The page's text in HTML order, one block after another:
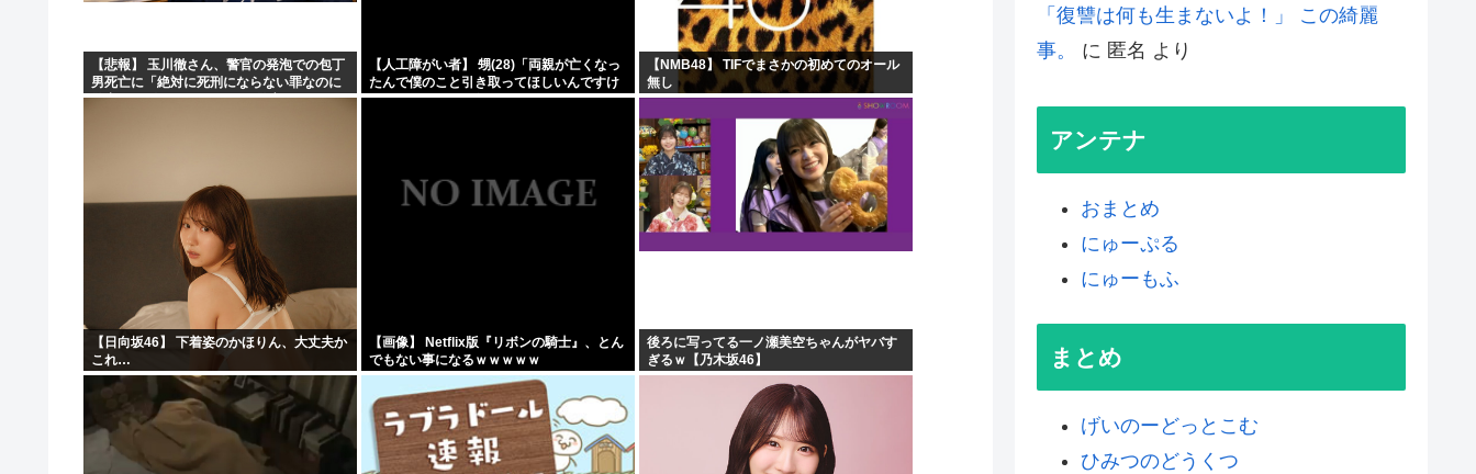
【悲報】 玉川徹さん、警官の発泡での包丁
男死亡に「絶対に死刑にならない罪なのに
警察が死刑にした！」 → 元警官のマジレス
【人工障がい者】 甥(28)「両親が亡くなっ
たんで僕のこと引き取ってほしいんですけ
ど！」なんでいい年したヒキニートを引き
【NMB48】 TIFでまさかの初めてのオール
無し
【日向坂46】 下着姿のかほりん、大丈夫か
これ…
【画像】 Netflix版『リボンの騎士』、とん
でもない事になるｗｗｗｗｗ
後ろに写ってる一ノ瀬美空ちゃんがヤバす
ぎるｗ【乃木坂46】
「復讐は何も生まないよ！」 この綺麗
事。
に 匿名 より
アンテナ
おまとめ
にゅーぷる
にゅーもふ
まとめ
げいのーどっとこむ
ひみつのどうくつ